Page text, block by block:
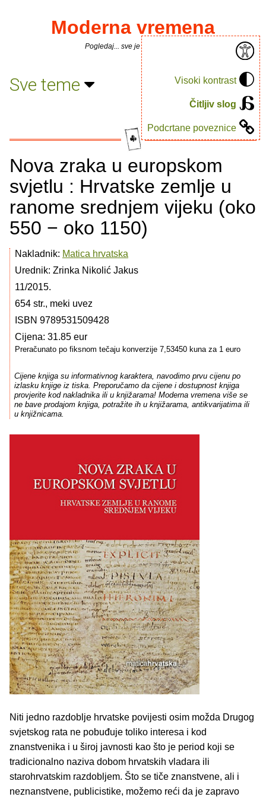
Visoki kontrast
Čitljiv slog
Podcrtane poveznice
Moderna vremena
Pogledaj... sve je puno knjiga.
Sve teme
Nova zraka u europskom
svjetlu : Hrvatske zemlje u
ranome srednjem vijeku (oko
550 − oko 1150)
Nakladnik: Matica hrvatska
Urednik: Zrinka Nikolić Jakus
11/2015.
654 str., meki uvez
ISBN 9789531509428
Cijena: 31.85 eur
Preračunato po fiksnom tečaju konverzije 7,53450 kuna za 1 euro
Cijene knjiga su informativnog karaktera, navodimo prvu cijenu po
izlasku knjige iz tiska. Preporučamo da cijene i dostupnost knjiga
provjerite kod nakladnika ili u knjižarama! Moderna vremena više se
ne bave prodajom knjiga, potražite ih u knjižarama, antikvarijatima ili
u knjižnicama.
Niti jedno razdoblje hrvatske povijesti osim možda Drugog
svjetskog rata ne pobuđuje toliko interesa i kod
znanstvenika i u široj javnosti kao što je period koji se
tradicionalno naziva dobom hrvatskih vladara ili
starohrvatskim razdobljem. Što se tiče znanstvene, ali i
neznanstvene, publicistike, možemo reći da je zapravo